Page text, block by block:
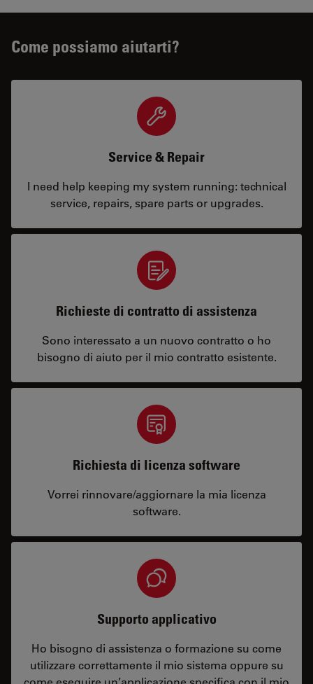
Come possiamo aiutarti?
Service & Repair
I need help keeping my system running: technical
service, repairs, spare parts or upgrades.
Richieste di contratto di assistenza
Sono interessato a un nuovo contratto o ho
bisogno di aiuto per il mio contratto esistente.
Richiesta di licenza software
Vorrei rinnovare/aggiornare la mia licenza
software.
Supporto applicativo
Ho bisogno di assistenza o formazione su come
utilizzare correttamente il mio sistema oppure su